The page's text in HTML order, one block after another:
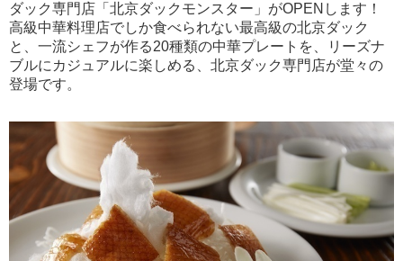
ダック専門店「北京ダックモンスター」がOPENします！
高級中華料理店でしか食べられない最高級の北京ダック
と、一流シェフが作る20種類の中華プレートを、リーズナ
ブルにカジュアルに楽しめる、北京ダック専門店が堂々の
登場です。